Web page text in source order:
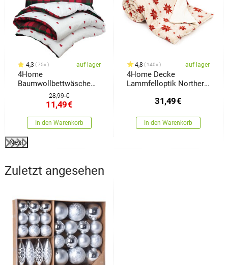
4,3 75x auf lager
4Home
Baumwollbettwäsche
Scotch winter, 140 x 200
cm, 70 x 90 cm
28,99 €
11,49€
In den Warenkorb
4,8 140x auf lager
4Home Decke
Lammfelloptik Northern
31,49€
In den Warenkorb
Next
Zuletzt angesehen